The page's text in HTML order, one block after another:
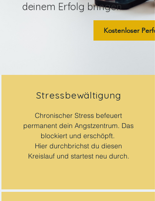
deinem Erfolg bringen.
Kostenloser
Stressbewältigung
Chronischer Stress befeuert
permanent dein Angstzentrum. Das
blockiert und erschöpft.
Hier durchbrichst du diesen
Kreislauf und startest neu durch.